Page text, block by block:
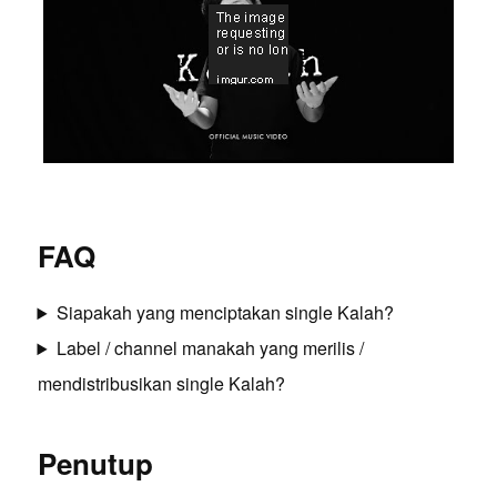
FAQ
Siapakah yang menciptakan single Kalah?
Label / channel manakah yang merilis /
mendistribusikan single Kalah?
Penutup